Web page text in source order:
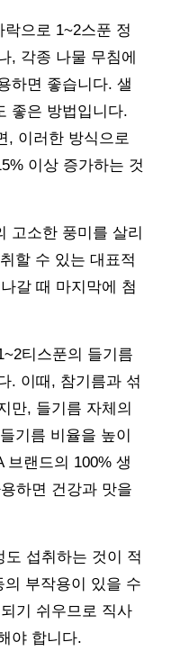
으로 1~2스푼 정
, 각종 나물 무침에
하면 좋습니다. 샐
좋은 방법입니다.
, 이러한 방식으로
이상 증가하는 것
고소한 풍미를 살리
할 수 있는 대표적
갈 때 마지막에 첨
티스푼의 들기름
. 이때, 참기름과 섞
만, 들기름 자체의
기름 비율을 높이
브랜드의 100% 생
하면 건강과 맛을
도 섭취하는 것이 적
부작용이 있을 수
기 쉬우므로 직사
야 합니다.